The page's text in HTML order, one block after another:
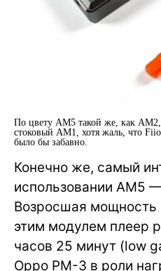
По цвету AM5 такой же, как
стоковый AM1, хотя жаль, что
было бы забавно.
Конечно же, самый
использовании AM5
Возросшая мощность
этим модулем плеер
часов 25 минут (low
Oppo PM-3 в роли